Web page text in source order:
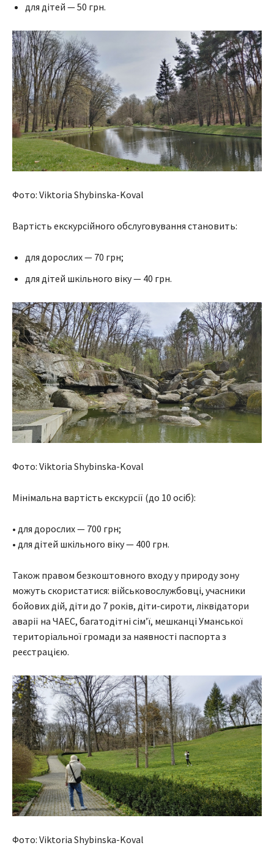
для дітей — 50 грн.
Фото: Viktoria Shybinska-Koval
Вартість екскурсійного обслуговування становить:
для дорослих — 70 грн;
для дітей шкільного віку — 40 грн.
Фото: Viktoria Shybinska-Koval
Мінімальна вартість екскурсії (до 10 осіб):
• для дорослих — 700 грн;
• для дітей шкільного віку — 400 грн.
Також правом безкоштовного входу у природу зону
можуть скористатися: військовослужбовці, учасники
бойових дій, діти до 7 років, діти-сироти, ліквідатори
аварії на ЧАЕС, багатодітні сім’ї, мешканці Уманської
територіальної громади за наявності паспорта з
реєстрацією.
Фото: Viktoria Shybinska-Koval